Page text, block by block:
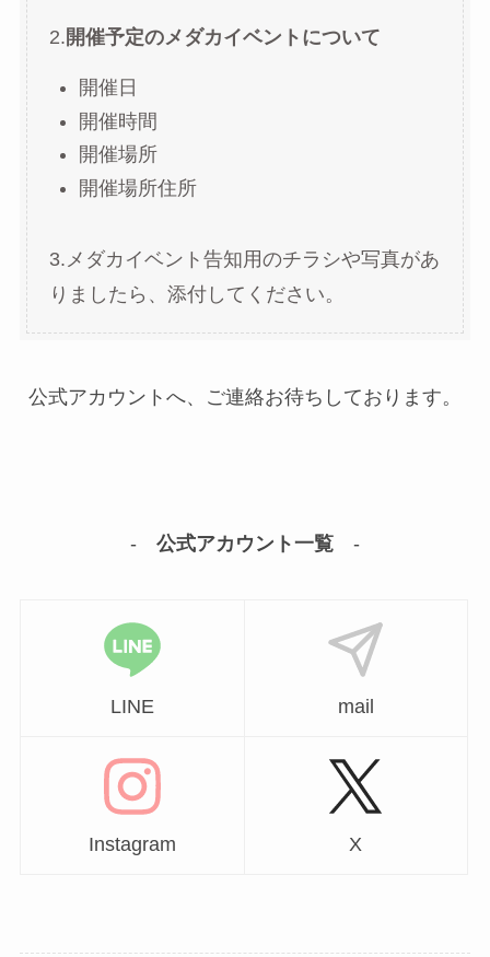
2. 開催予定のメダカイベントについて
開催日
開催時間
開催場所
開催場所住所
3.メダカイベント告知用のチラシや写真があ
りましたら、添付してください。
公式アカウントへ、ご連絡お待ちしております。
- 公式アカウント一覧 -
LINE mail
Instagram X